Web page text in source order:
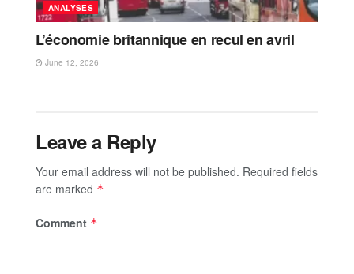
ANALYSES
L’économie britannique en recul en avril
June 12, 2026
Leave a Reply
Your email address will not be published. Required fields
are marked *
Comment *